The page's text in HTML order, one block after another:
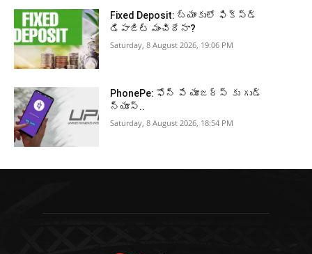
Fixed Deposit: బ్యాంకులో ఫిక్స్డ్
డిపాజిట్ మంచిదేనా?
Saturday, 8 August 2026, 19:06 PM
PhonePe: ఫోన్ పే యూజర్స్ కు గుడ్
న్యూస్..
Saturday, 8 August 2026, 18:54 PM